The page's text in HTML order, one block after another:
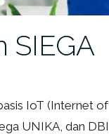
SIEGA
IoT (Internet of
UNIKA, dan DBI